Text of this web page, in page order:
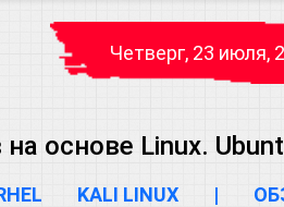
Четверг, 23 июля,
основе Linux.
KALI LINUX |